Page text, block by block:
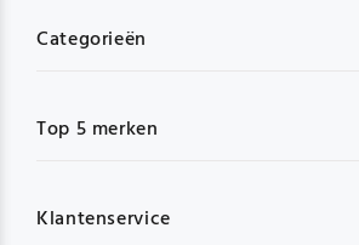
Categorieën
Top 5 merken
Klantenservice